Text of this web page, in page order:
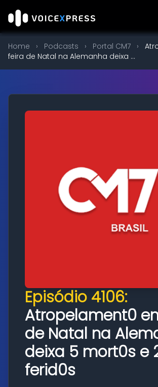
Home › Podcasts › Portal CM7 ›
feira de Natal na Alemanha deixa ...
Episódio 4106:
Atropelament0
de Natal na
deixa 5 mort0s e
ferid0s